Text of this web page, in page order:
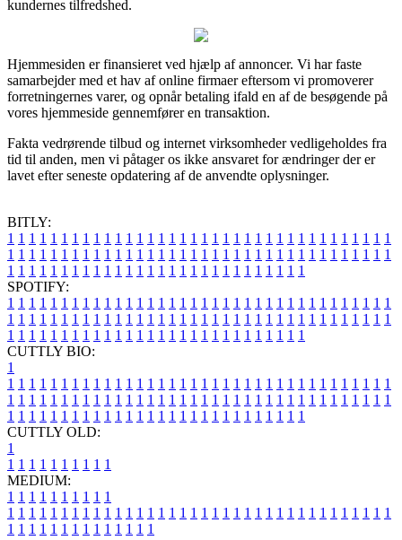
kundernes tilfredshed.
Hjemmesiden er finansieret ved hjælp af annoncer. Vi har faste
samarbejder med et hav af online firmaer eftersom vi promoverer
forretningernes varer, og opnår betaling ifald en af de besøgende på
vores hjemmeside gennemfører en transaktion.
Fakta vedrørende tilbud og internet virksomheder vedligeholdes fra
tid til anden, men vi påtager os ikke ansvaret for ændringer der er
lavet efter seneste opdatering af de anvendte oplysninger.
BITLY:
1 1 1 1 1 1 1 1 1 1 1 1 1 1 1 1 1 1 1 1 1 1 1 1 1 1 1 1 1 1 1 1 1 1 1 1
1 1 1 1 1 1 1 1 1 1 1 1 1 1 1 1 1 1 1 1 1 1 1 1 1 1 1 1 1 1 1 1 1 1 1 1
1 1 1 1 1 1 1 1 1 1 1 1 1 1 1 1 1 1 1 1 1 1 1 1 1 1 1 1
SPOTIFY:
1 1 1 1 1 1 1 1 1 1 1 1 1 1 1 1 1 1 1 1 1 1 1 1 1 1 1 1 1 1 1 1 1 1 1 1
1 1 1 1 1 1 1 1 1 1 1 1 1 1 1 1 1 1 1 1 1 1 1 1 1 1 1 1 1 1 1 1 1 1 1 1
1 1 1 1 1 1 1 1 1 1 1 1 1 1 1 1 1 1 1 1 1 1 1 1 1 1 1 1
CUTTLY BIO:
1
1 1 1 1 1 1 1 1 1 1 1 1 1 1 1 1 1 1 1 1 1 1 1 1 1 1 1 1 1 1 1 1 1 1 1 1
1 1 1 1 1 1 1 1 1 1 1 1 1 1 1 1 1 1 1 1 1 1 1 1 1 1 1 1 1 1 1 1 1 1 1 1
1 1 1 1 1 1 1 1 1 1 1 1 1 1 1 1 1 1 1 1 1 1 1 1 1 1 1 1
CUTTLY OLD:
1
1 1 1 1 1 1 1 1 1 1
MEDIUM:
1 1 1 1 1 1 1 1 1 1
1 1 1 1 1 1 1 1 1 1 1 1 1 1 1 1 1 1 1 1 1 1 1 1 1 1 1 1 1 1 1 1 1 1 1 1
1 1 1 1 1 1 1 1 1 1 1 1 1 1